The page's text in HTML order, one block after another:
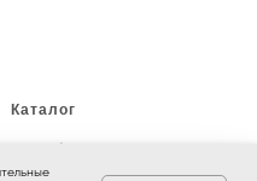
Каталог
Ноутбуки